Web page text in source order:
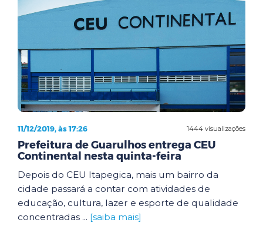
1444 visualizações
11/12/2019, às 17:26
Prefeitura de Guarulhos entrega CEU
Continental nesta quinta-feira
Depois do CEU Itapegica, mais um bairro da
cidade passará a contar com atividades de
educação, cultura, lazer e esporte de qualidade
concentradas ... [saiba mais]